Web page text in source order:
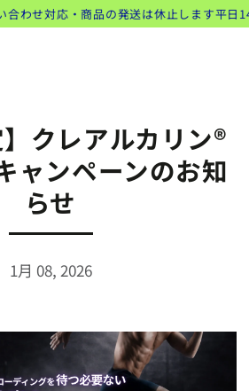
わせ対応・商品の発送は休止します平日14
ト
】クレアルカリン®
ャンペーンのお知
らせ
1月 08, 2026